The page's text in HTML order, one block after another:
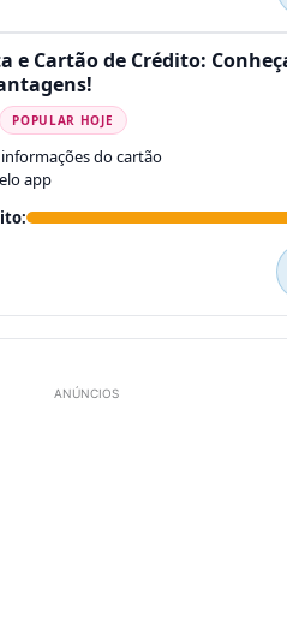
e Cartão de Crédito:
POPULAR HOJE
do cartão
app
ANÚNCIOS